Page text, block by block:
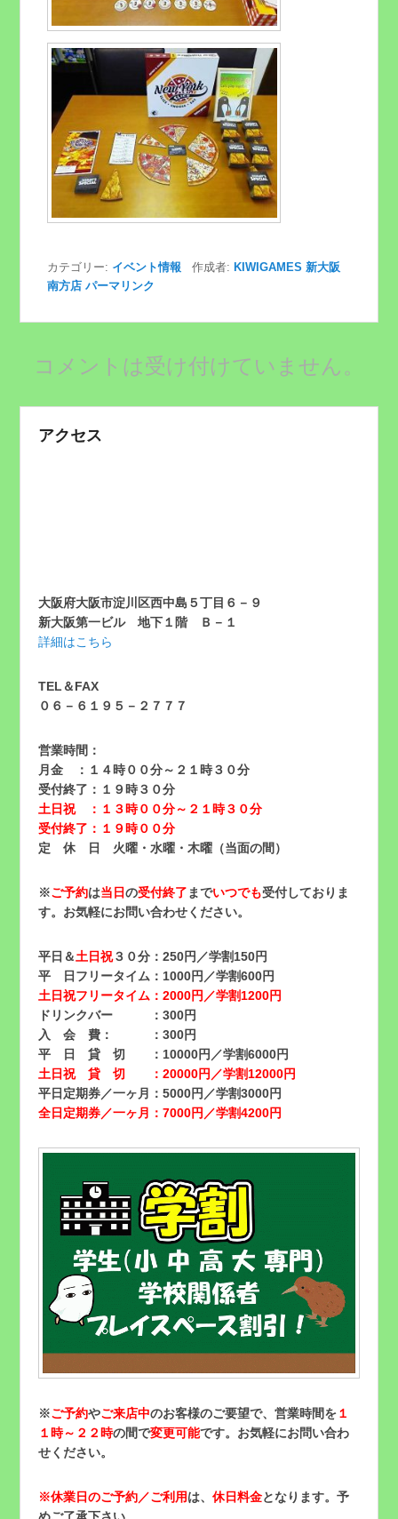
カテゴリー: イベント情報 作成者: KIWIGAMES 新大阪
南方店 パーマリンク
コメントは受け付けていません。
アクセス
大阪府大阪市淀川区西中島５丁目６－９
新大阪第一ビル 地下１階 Ｂ－１
詳細はこちら
TEL＆FAX
０６－６１９５－２７７７
営業時間：
月金 ：１４時００分～２１時３０分
受付終了：１９時３０分
土日祝 ：１３時００分～２１時３０分
受付終了：１９時００分
定 休 日 火曜・水曜・木曜（当面の間）
※ご予約は当日の受付終了 までいつでも受付しておりま
す。お気軽にお問い合わせください。
平日＆土日祝３０分：250円／学割150円
平 日フリータイム：1000円／学割600円
土日祝フリータイム：2000円／学割1200円
ドリンクバー ：300円
入 会 費： ：300円
平 日 貸 切 ：10000円／学割6000円
土日祝 貸 切 ：20000円／学割12000円
平日定期券／一ヶ月：5000円／学割3000円
全日定期券／一ヶ月：7000円／学割4200円
※ご予約やご来店中のお客様のご要望で、営業時間を１
１時～２２時の間で変更可能です。お気軽にお問い合わ
せください。
※休業日のご予約／ご利用は、休日料金となります。予
めご了承下さい。